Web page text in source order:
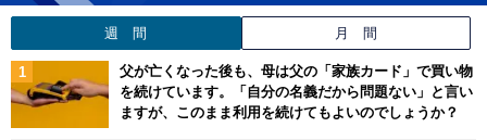
週 間 月 間
父が亡くなった後も、母は父の「家族カード」で買い物
を続けています。「自分の名義だから問題ない」と言い
ますが、このまま利用を続けてもよいのでしょうか？